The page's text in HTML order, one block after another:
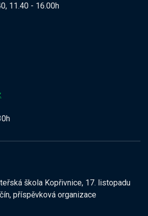
11.40 - 16.00h
škola Kopřivnice, 17. listopadu
příspěvková organizace